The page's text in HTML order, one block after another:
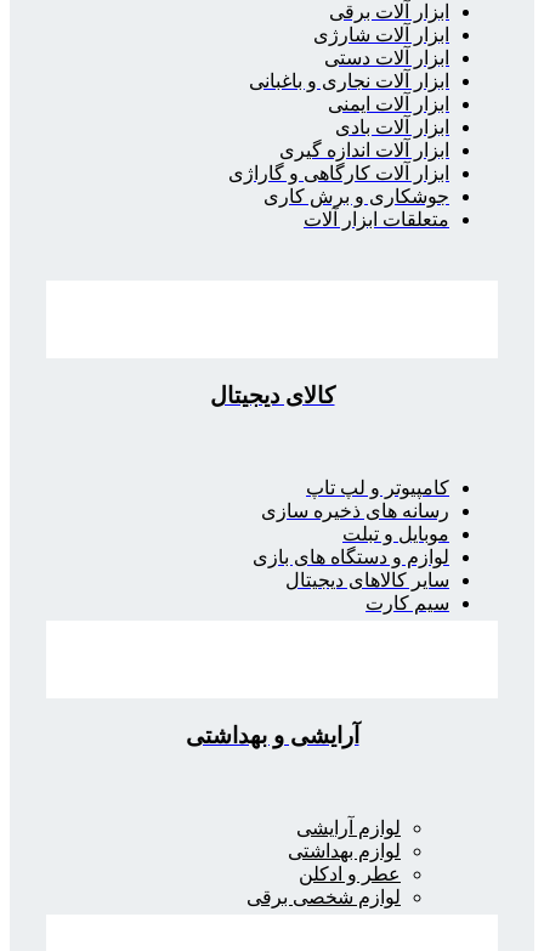
ابزار آلات برقی
ابزار آلات شارژی
ابزار آلات دستی
ابزار آلات نجاری و باغبانی
ابزار آلات ایمنی
ابزار آلات بادی
ابزار آلات اندازه گیری
ابزار آلات کارگاهی و گاراژی
جوشکاری و برش کاری
متعلقات ابزار آلات
کالای دیجیتال
کامپیوتر و لپ تاپ
رسانه های ذخیره سازی
موبایل و تبلت
لوازم و دستگاه های بازی
سایر کالاهای دیجیتال
سیم کارت
آرایشی و بهداشتی
لوازم آرایشی
لوازم بهداشتی
عطر و ادکلن
لوازم شخصی برقی